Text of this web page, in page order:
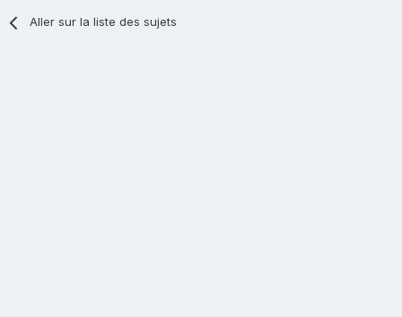
Aller sur la liste des sujets